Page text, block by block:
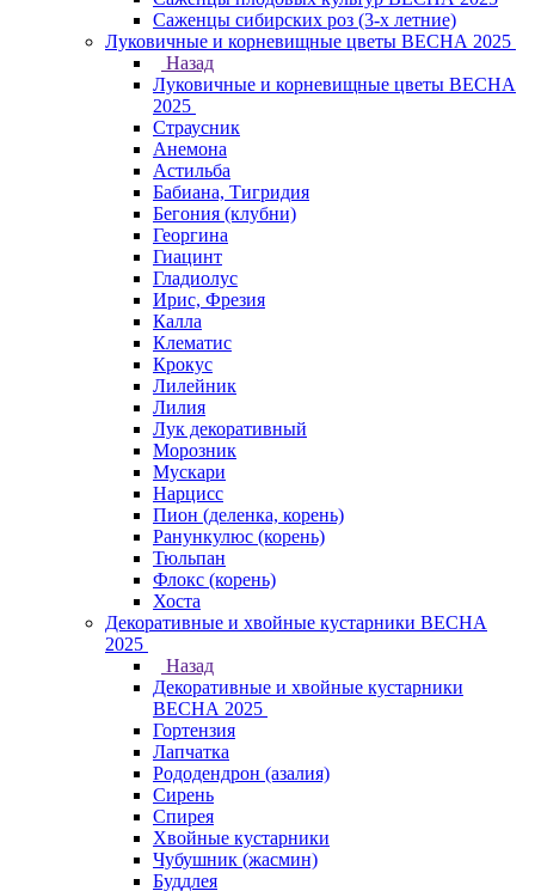
Саженцы сибирских роз (3-х летние)
Луковичные и корневищные цветы ВЕСНА 2025
Назад
Луковичные и корневищные цветы ВЕСНА
2025
Страусник
Анемона
Астильба
Бабиана, Тигридия
Бегония (клубни)
Георгина
Гиацинт
Гладиолус
Ирис, Фрезия
Калла
Клематис
Крокус
Лилейник
Лилия
Лук декоративный
Морозник
Мускари
Нарцисс
Пион (деленка, корень)
Ранункулюс (корень)
Тюльпан
Флокс (корень)
Хоста
Декоративные и хвойные кустарники ВЕСНА
2025
Назад
Декоративные и хвойные кустарники
ВЕСНА 2025
Гортензия
Лапчатка
Рододендрон (азалия)
Сирень
Спирея
Хвойные кустарники
Чубушник (жасмин)
Буддлея